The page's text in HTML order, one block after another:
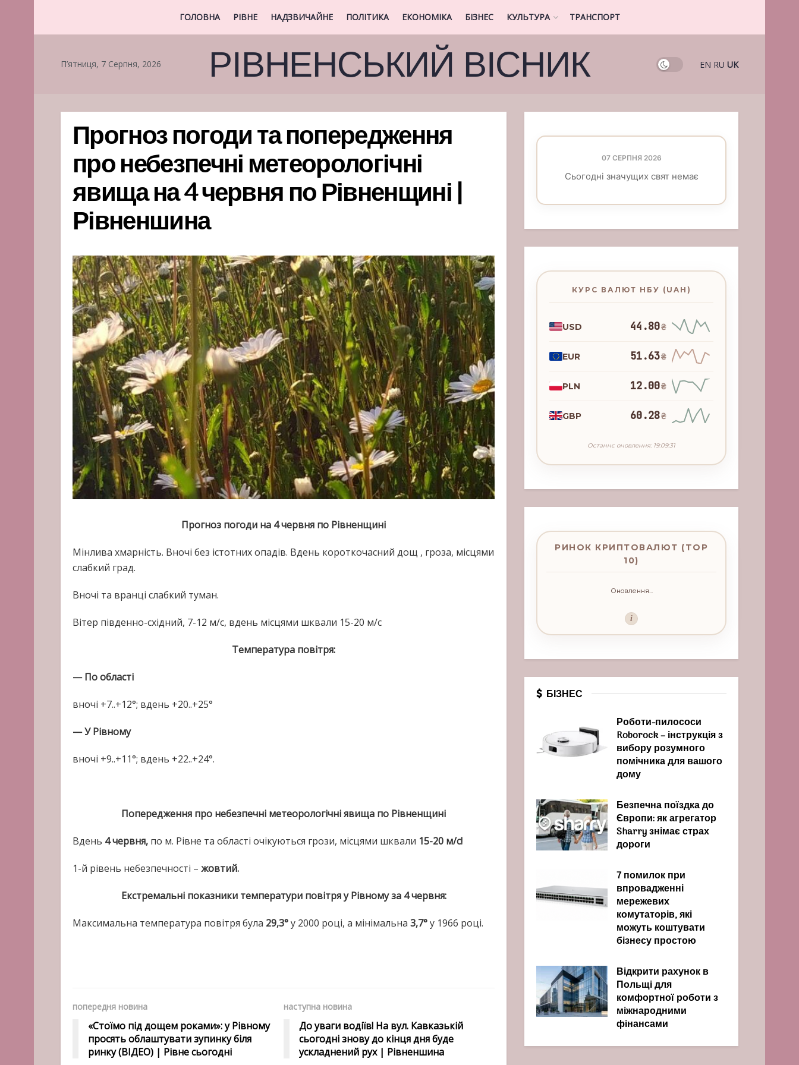
ГОЛОВНА РІВНЕ НАДЗВИЧАЙНЕ ПОЛІТИКА ЕКОНОМІКА БІЗНЕС КУЛЬТУРА ТРАНСПОРТ
П’ятниця, 7 Серпня, 2026 РІВНЕНСЬКИЙ ВІСНИК EN RU UK
Прогноз погоди та попередження
про небезпечні метеорологічні
явища на 4 червня по Рівненщині |
Рівненшина
Прогноз погоди на 4 червня по Рівненщині
Мінлива хмарність. Вночі без істотних опадів. Вдень короткочасний дощ , гроза, місцями
слабкий град.
Вночі та вранці слабкий туман.
Вітер південно-східний, 7-12 м/с, вдень місцями шквали 15-20 м/с
Температура повітря:
— По області
вночі +7..+12°; вдень +20..+25°
— У Рівному
вночі +9..+11°; вдень +22..+24°.
Попередження про небезпечні метеорологічні явища по Рівненщині
Вдень 4 червня, по м. Рівне та області очікуються грози, місцями шквали 15-20 м/с!
1-й рівень небезпечності – жовтий.
Екстремальні показники температури повітря у Рівному за 4 червня:
Максимальна температура повітря була 29,3°у 2000 році, а мінімальна 3,7°у 1966 році.
попередня новина
«Стоїмо під дощем роками»: у Рівному
просять облаштувати зупинку біля
ринку (ВІДЕО) | Рівне сьогодні
наступна новина
До уваги водіїв! На вул. Кавказькій
сьогодні знову до кінця дня буде
ускладнений рух | Рівненшина
07 СЕРПНЯ 2026
Сьогодні значущих свят немає
КУРС ВАЛЮТ НБУ (UAH)
USD 44.80₴
EUR 51.63₴
PLN 12.00₴
GBP 60.28₴
Останнє оновлення: 19:09:31
РИНОК КРИПТОВАЛЮТ (TOP
10)
Оновлення...
i
БІЗНЕС
Роботи-пилососи
Roborock – інструкція з
вибору розумного
помічника для вашого
дому
Безпечна поїздка до
Європи: як агрегатор
Sharry знімає страх
дороги
7 помилок при
впровадженні
мережевих
комутаторів, які
можуть коштувати
бізнесу простою
Відкрити рахунок в
Польщі для
комфортної роботи з
міжнародними
фінансами